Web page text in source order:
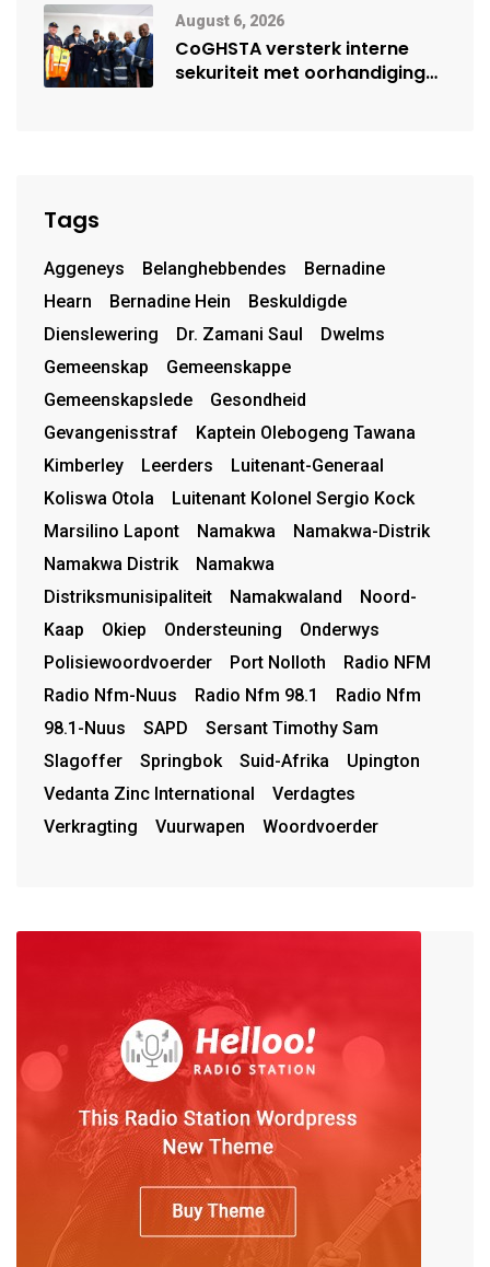
August 6, 2026
CoGHSTA versterk interne
sekuriteit met oorhandiging
Tags
Aggeneys Belanghebbendes
Bernadine
Hearn
Bernadine Hein
Beskuldigde
Dienslewering
Dr. Zamani Saul
Dwelms
Gemeenskap
Gemeenskappe
Gemeenskapslede
Gesondheid
Gevangenisstraf
Kaptein Olebogeng Tawana
Kimberley
Leerders
Luitenant-Generaal
Koliswa Otola
Luitenant Kolonel Sergio Kock
Marsilino Lapont
Namakwa
Namakwa-Distrik
Namakwa Distrik
Namakwa
Distriksmunisipaliteit
Namakwaland
Noord-
Kaap
Okiep Ondersteuning
Onderwys
Polisiewoordvoerder
Port Nolloth
Radio NFM
Radio Nfm-Nuus
Radio Nfm 98.1
Radio Nfm
98.1-Nuus
SAPD
Sersant Timothy Sam
Slagoffer
Springbok Suid-Afrika
Upington
Vedanta Zinc International
Verdagtes
Verkragting
Vuurwapen Woordvoerder